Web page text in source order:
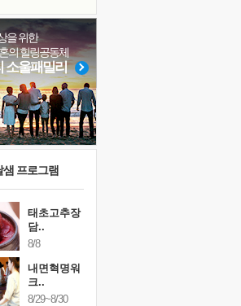
가 되는 것
법'을 먼저
진을 보며
아픈 아버지를 위한 공간 설계
극심한 변비, 어깨결림, 수면 장애
어머니
유년 시절의 부산 영도 바다
대들
나
전캠프
#삶
컨학교
#경험
#친구
#선택
#아이들
을 위한
의 힐링공동체
소울패밀리
샘 프로그램
태초고추장
담..
8/8
내면혁명워
크..
8/29~8/30